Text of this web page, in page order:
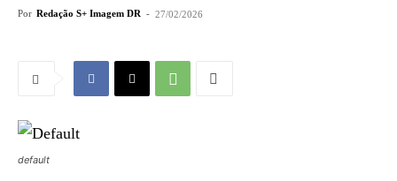
Por Redação S+ Imagem DR - 27/02/2026
default